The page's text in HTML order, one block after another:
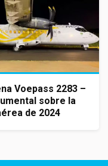
Voepass 2283 –
sobre la
de 2024